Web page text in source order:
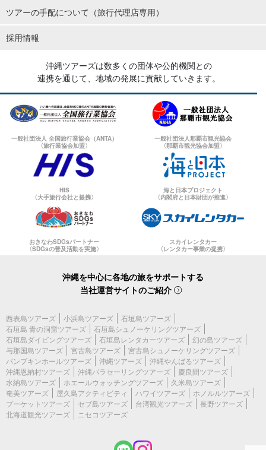
ツアーの手配について（旅行代理店専用）
採用情報
沖縄ツアーズは数多くの団体や公的機関との
連携を通じて、地域の発展に貢献していきます。
一般社団法人 全国旅行業協会（ANTA）
〈旅行業協会加盟〉
一般社団法人那覇市観光協会
〈那覇市観光協会加盟〉
HIS
〈大手旅行会社と提携〉
海と日本プロジェクト
〈内閣府と日本財団が推進〉
おきなわSDGsパートナー
〈SDGsの普及活動を実施〉
スカイレンタカー
〈レンタカー事業の提携〉
沖縄を中心に各地の旅をサポートする
当社運営サイトのご紹介
西表島ツアーズ 小浜島ツアーズ
石垣島ツアーズ
石垣島 青の洞窟ツアーズ
石垣島シュノーケリングツアーズ
石垣島ダイビングツアーズ
石垣島レンタカーツアーズ
幻の島ツアーズ
与那国島ツアーズ
宮古島ツアーズ
宮古島シュノーケリングツアーズ
パンプキンホールツアーズ
沖縄ツアーズ
沖縄やんばるツアーズ
沖縄恩納村ツアーズ
沖縄パラセーリングツアーズ
慶良間ツアーズ
水納島ツアーズ
ホエールウォッチングツアーズ
久米島ツアーズ
奄美ツアーズ
屋久島アクティビティ ハワイツアーズ
ホノルルツアーズ
プーケットツアーズ
セブ島ツアーズ 台湾観光ツアーズ
長野ツアーズ
北海道観光ツアーズ
ニセコツアーズ